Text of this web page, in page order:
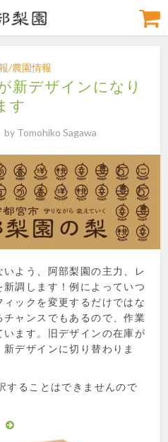
/農園情報
新デザインになり
す
by Tomohiko Sagawa
よう、阿部梨園の主力、レ
調します！例によっていつ
ックを変更するだけではな
ャンスでもあるので、作業
ます。旧デザインの在庫が
デザインに切り替わりま
することはできませんので